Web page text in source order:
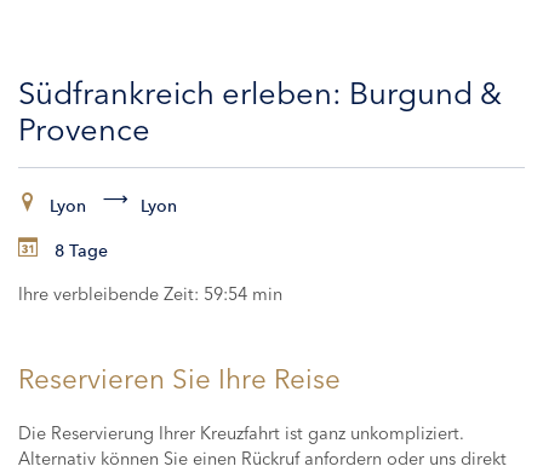
KABINEN
Südfrankreich erleben: Burgund &
Provence
Lyon Lyon
8 Tage
Ihre verbleibende Zeit: 59:54 min
Reservieren Sie Ihre Reise
Die Reservierung Ihrer Kreuzfahrt ist ganz unkompliziert.
Alternativ können Sie einen Rückruf anfordern oder uns direkt